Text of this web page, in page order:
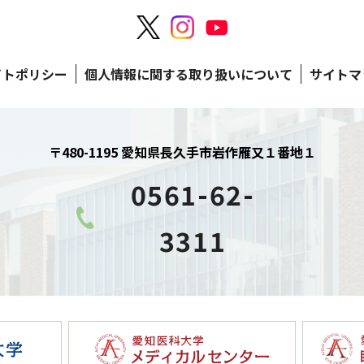
ポリシー 個人情報に関する取り扱いについて サイト
〒480-1195 愛知県長久手市岩作雁又１番地１
0561-62-
3311